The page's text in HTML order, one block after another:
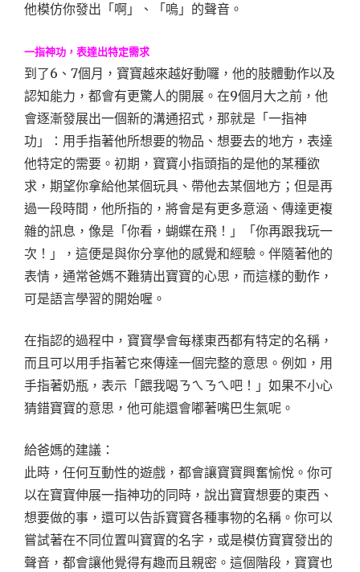
他模仿你發出「啊」、「嗚」的聲音。
一指神功，表達出特定需求
到了6、7個月，寶寶越來越好動囉，他的肢體動作以及
認知能力，都會有更驚人的開展。在9個月大之前，他
會逐漸發展出一個新的溝通招式，那就是「一指神
功」：用手指著他所想要的物品、想要去的地方，表達
他特定的需要。初期，寶寶小指頭指的是他的某種欲
求，期望你拿給他某個玩具、帶他去某個地方；但是再
過一段時間，他所指的，將會是有更多意涵、傳達更複
雜的訊息，像是「你看，蝴蝶在飛！」「你再跟我玩一
次！」，這便是與你分享他的感覺和經驗。伴隨著他的
表情，通常爸媽不難猜出寶寶的心思，而這樣的動作，
可是語言學習的開始喔。
在指認的過程中，寶寶學會每樣東西都有特定的名稱，
而且可以用手指著它來傳達一個完整的意思。例如，用
手指著奶瓶，表示「餵我喝ㄋㄟㄋㄟ吧！」如果不小心
猜錯寶寶的意思，他可能還會嘟著嘴巴生氣呢。
給爸媽的建議：
此時，任何互動性的遊戲，都會讓寶寶興奮愉悅。你可
以在寶寶伸展一指神功的同時，說出寶寶想要的東西、
想要做的事，還可以告訴寶寶各種事物的名稱。你可以
嘗試著在不同位置叫寶寶的名字，或是模仿寶寶發出的
聲音，都會讓他覺得有趣而且親密。這個階段，寶寶也